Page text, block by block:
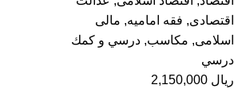
اقتصادی, فقه امامیه, مالی
اسلامی, مکاسب, درسي و كمك
درسي
ریال